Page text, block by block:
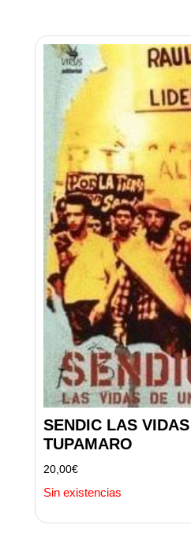
SENDIC LAS
TUPAMARO
20,00€
Sin existencias